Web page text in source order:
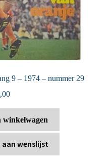
9 – 1974 – nummer 29
winkelwagen
aan wenslijst